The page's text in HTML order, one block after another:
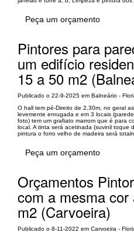
Peça um orçamento
Pintores para
um edifício
15 a 50 m2
Publicado o 22-9-2025 em Balneário -
O hall tem pé-Direito de 2,30m, no geral
levemente enrugada e em 3 locais
foto) tem um grafiato marrom que é para
local. A tinta será acetinada (suvinil toque
pintura o forro velho de madeira será
Peça um orçamento
Orçamentos
com a mesma
m2 (Carvoeira)
Publicado o 8-11-2022 em Carvoeira -